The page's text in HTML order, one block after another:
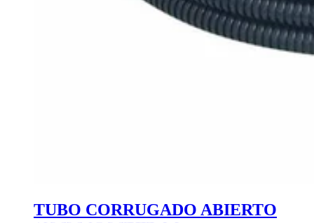
TUBO CORRUGADO ABIERTO